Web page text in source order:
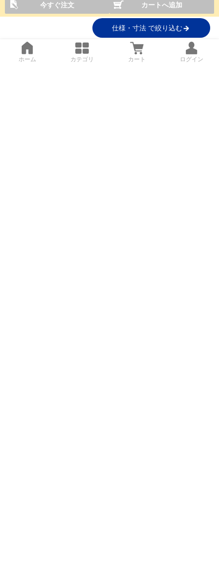
今すぐ注文
カートへ追加
仕様・寸法 で絞り込む
ホーム カテゴリ カート ログイン